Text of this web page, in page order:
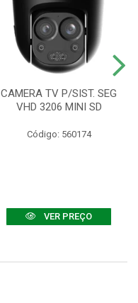
CAMERA TV P/SIST. SEG
VHD 3206 MINI SD
Código: 560174
VER PREÇO